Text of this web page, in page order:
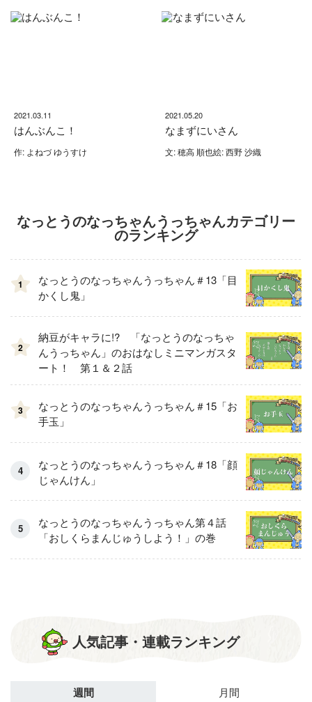
2021.03.11
はんぶんこ！
作: よねづ ゆうすけ
2021.05.20
なまずにいさん
文: 穂高 順也絵: 西野 沙織
なっとうのなっちゃんうっちゃんカテゴリー
のランキング
1
なっとうのなっちゃんうっちゃん＃13「目
かくし鬼」
2
納豆がキャラに!? 「なっとうのなっちゃ
んうっちゃん」のおはなしミニマンガスタ
ート！ 第１＆２話
3
なっとうのなっちゃんうっちゃん＃15「お
手玉」
なっとうのなっちゃんうっちゃん＃18「顔
じゃんけん」
なっとうのなっちゃんうっちゃん第４話
「おしくらまんじゅうしよう！」の巻
人気記事・連載ランキング
週間 月間